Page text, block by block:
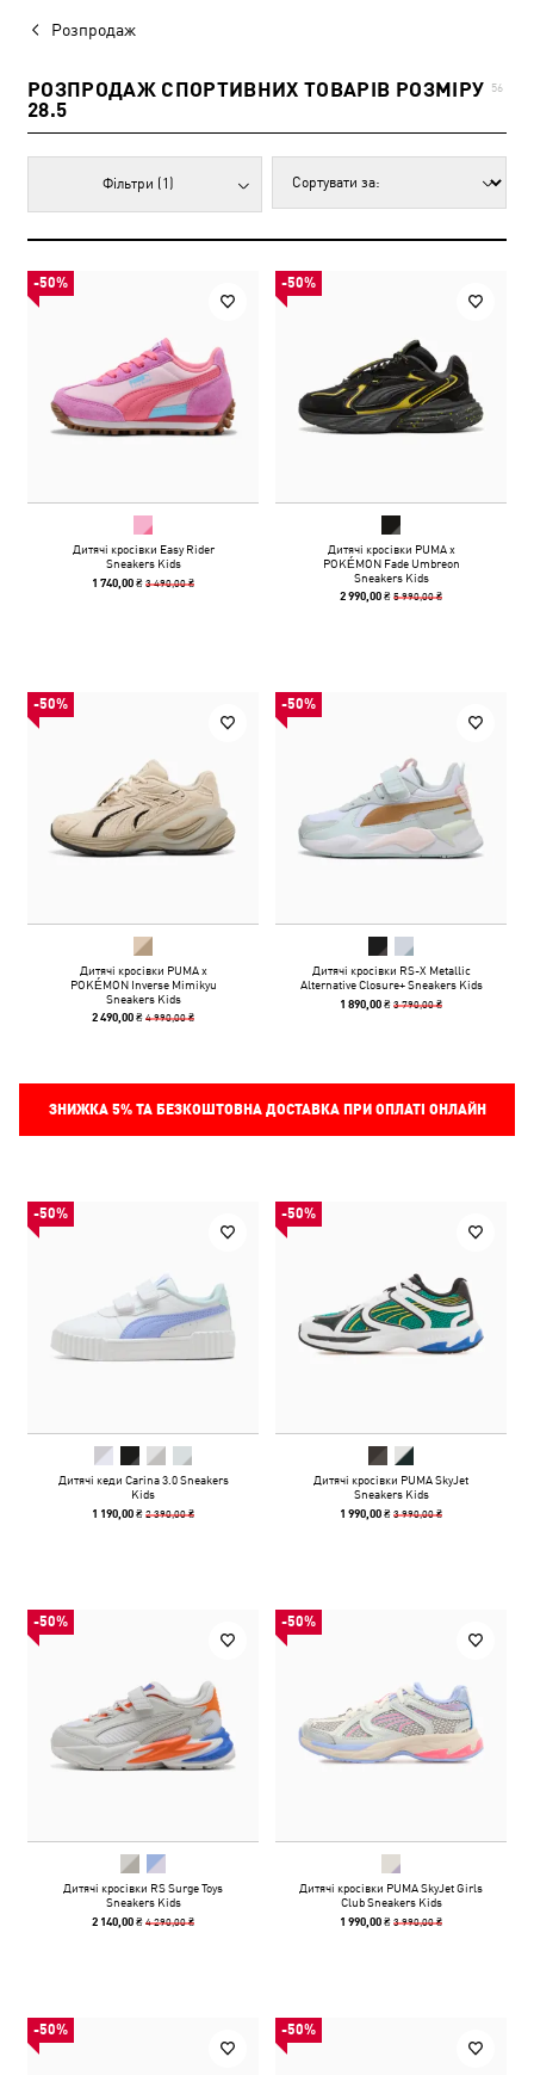
Розпродаж
РОЗПРОДАЖ СПОРТИВНИХ ТОВАРІВ РОЗМІРУ
28.5
56
Фільтри (1)
-50%
Дитячі кросівки Easy Rider
Sneakers Kids
1 740,00 ₴3 490,00 ₴
-50%
Дитячі кросівки PUMA x
POKÉMON Fade Umbreon
Sneakers Kids
2 990,00 ₴5 990,00 ₴
-50%
Дитячі кросівки PUMA x
POKÉMON Inverse Mimikyu
Sneakers Kids
2 490,00 ₴4 990,00 ₴
-50%
Дитячі кросівки RS-X Metallic
Alternative Closure+ Sneakers Kids
1 890,00 ₴3 790,00 ₴
ЗНИЖКА 5%ТА БЕЗКОШТОВНА ДОСТАВКА ПРИ ОПЛАТІ ОНЛАЙН
-50%
Дитячі кеди Carina 3.0 Sneakers
Kids
1 190,00 ₴2 390,00 ₴
-50%
Дитячі кросівки PUMA SkyJet
Sneakers Kids
1 990,00 ₴3 990,00 ₴
-50%
Дитячі кросівки RS Surge Toys
Sneakers Kids
2 140,00 ₴4 290,00 ₴
-50%
Дитячі кросівки PUMA SkyJet Girls
Club Sneakers Kids
1 990,00 ₴3 990,00 ₴
-50% -50%